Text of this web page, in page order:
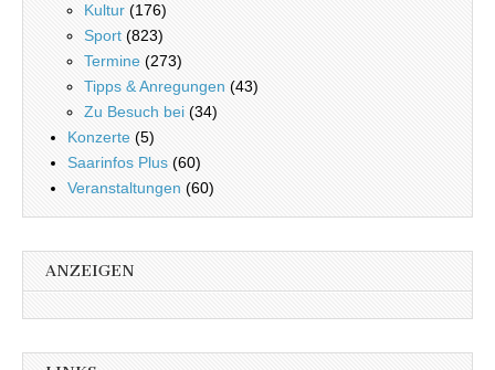
Kultur (176)
Sport (823)
Termine (273)
Tipps & Anregungen (43)
Zu Besuch bei (34)
Konzerte (5)
Saarinfos Plus (60)
Veranstaltungen (60)
ANZEIGEN